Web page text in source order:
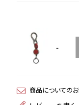
-
商品についての